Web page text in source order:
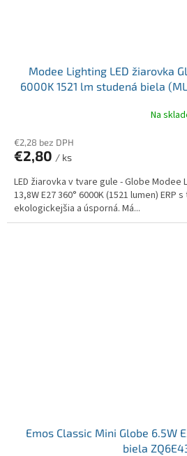
Modee Lighting LED žiarovka
6000K 1521 lm studená biela
Na
€2,28 bez DPH
€2,80 / ks
LED žiarovka v tvare gule - Globe Modee
13,8W E27 360° 6000K (1521 lumen)
ekologickejšia a úsporná. Má...
Emos Classic Mini Globe 6.5W
biela